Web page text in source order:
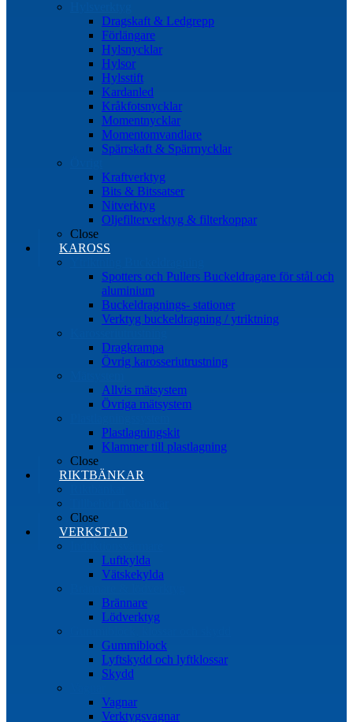
Dragskaft & Ledgrepp
Förlängare
Hylsnycklar
Hylsor
Hylsstift
Kardanled
Kråkfotsnycklar
Momentnycklar
Momentomvandlare
Spärrskaft & Spärrnycklar
Kraftverktyg
Bits & Bitssatser
Nitverktyg
Oljefilterverktyg & filterkoppar
Close
KAROSS
Spotters och Pullers Buckeldragare för stål och
aluminium
Buckeldragnings- stationer
Verktyg buckeldragning / ytriktning
Dragkrampa
Övrig karosseriutrustning
Allvis mätsystem
Övriga mätsystem
Plastlagningskit
Klammer till plastlagning
Close
RIKTBÄNKAR
Close
VERKSTAD
Luftkylda
Vätskekylda
Brännare
Lödverktyg
Gummiblock
Lyftskydd och lyftklossar
Skydd
Vagnar
Verktygsvagnar